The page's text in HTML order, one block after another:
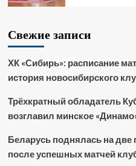
Свежие записи
ХК «Сибирь»: расписание
история новосибирского
Трёхкратный обладатель
возглавил минское
Беларусь поднялась на две
после успешных матчей